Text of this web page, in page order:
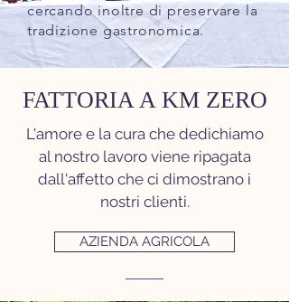
cercando inoltre di preservare la
tradizione gastronomica.
FATTORIA A KM ZERO
L'amore e la cura che dedichiamo
al nostro lavoro viene ripagata
dall'affetto che ci dimostrano i
nostri clienti.
AZIENDA AGRICOLA